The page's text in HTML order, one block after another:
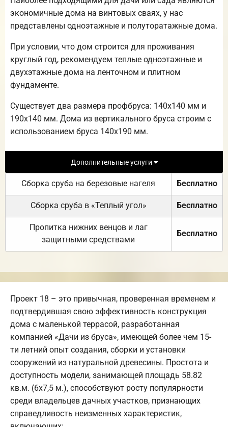
экономичные дома на винтовых сваях, у нас
представлены одноэтажные и полуторатажные дома.
При условии, что дом строится для проживания
круглый год, рекомендуем теплые одноэтажные и
двухэтажные дома на ленточном и плитном
фундаменте.
Существует два размера профбруса: 140х140 мм и
190х140 мм. Дома из вертикального бруса строим с
использованием бруса 140х190 мм.
Дополнительные услуги
Сборка сруба на березовые нагеля Бесплатно
Сборка сруба в «Теплый угол» Бесплатно
Пропитка нижних венцов и лаг
защитными средствами
Бесплатно
Проект 18 – это привычная, проверенная временем и
подтвердившая свою эффективность конструкция
дома с маленькой террасой, разработанная
компанией «Дачи из бруса», имеющей более чем 15-
ти летний опыт создания, сборки и установки
сооружений из натуральной древесины. Простота и
доступность модели, занимающей площадь 58.82
кв.м. (6х7,5 м.), способствуют росту популярности
среди владельцев дачных участков, признающих
справедливость неизменных характеристик,